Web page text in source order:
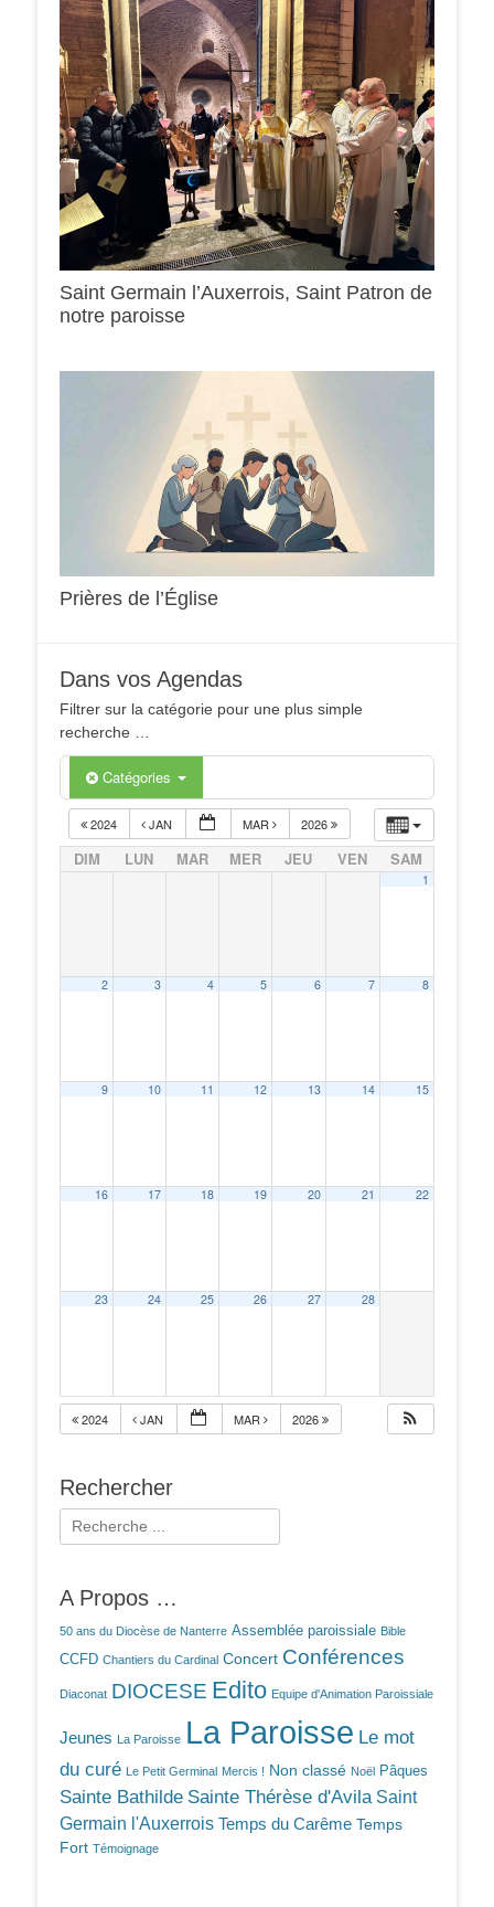
Saint Germain l’Auxerrois, Saint Patron de
notre paroisse
Prières de l’Église
Dans vos Agendas
Filtrer sur la catégorie pour une plus simple
recherche …
Catégories
2024 JAN MAR 2026
DIM LUN MAR MER JEU VEN SAM
1
2 3 4 5 6 7 8
9 10 11 12 13 14 15
16 17 18 19 20 21 22
23 24 25 26 27 28
2024 JAN MAR 2026
Rechercher
Rechercher :
A Propos …
50 ans du Diocèse de Nanterre Assemblée paroissiale Bible
CCFD Chantiers du Cardinal Concert Conférences
Diaconat DIOCESE Edito Equipe d'Animation Paroissiale
Jeunes La Paroisse La Paroisse Le mot
du curé Le Petit Germinal Mercis ! Non classé Noël Pâques
Sainte Bathilde Sainte Thérèse d'Avila Saint
Germain l'Auxerrois Temps du Carême Temps
Fort Témoignage